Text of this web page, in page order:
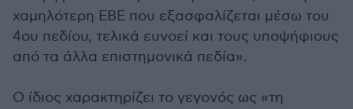
χαμηλότερη ΕΒΕ που εξασφαλίζεται μέσω του
4ου πεδίου, τελικά ευνοεί και τους υποψήφιους
από τα άλλα επιστημονικά πεδία».
Ο ίδιος χαρακτηρίζει το γεγονός ως «τη